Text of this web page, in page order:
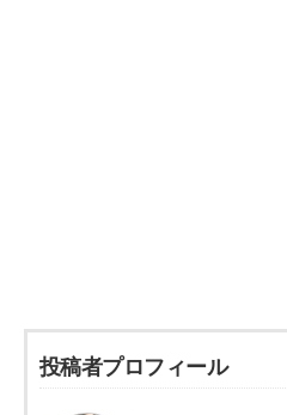
投稿者プロフィール